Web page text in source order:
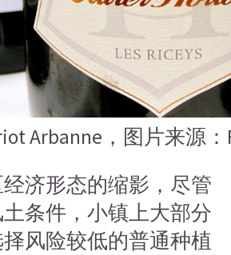
Arbanne，图片来源：
济形态的缩影，尽管
条件，小镇上大部分
风险较低的普通种植